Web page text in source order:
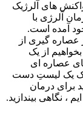
های آلرژیک
آلرژی با
آمده است.
گیری از
از یک
عصاره ای
یک لیستِ دست
برای درمان
، نگاهی بیندازید.